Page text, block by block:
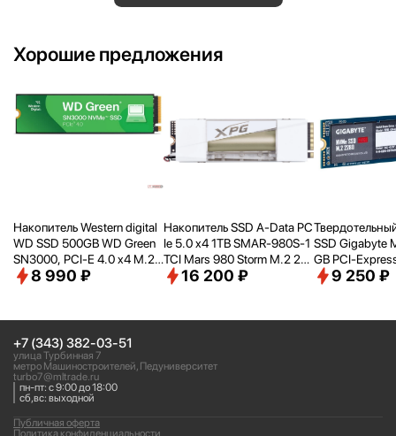
Хорошие предложения
Накопитель Western digital
WD SSD 500GB WD Green
SN3000, PCI-E 4.0 x4 M.2
2280, [R/W - 5000/
8 990 ₽
Накопитель SSD A-Data PC
Ie 5.0 x4 1TB SMAR-980S-1
TCI Mars 980 Storm M.2 22
80 16 200 ₽
SSD Gigabyte
GB PCI-
Me 1.3
9 250 ₽
+7 (343) 382-03-51
улица Турбинная 7
метро Машиностроителей, Педуниверситет
turbo7@mltrade.ru
пн-пт: с 9:00 до 18:00
сб,вс: выходной
Политика конфиденциальности
Публичная оферта